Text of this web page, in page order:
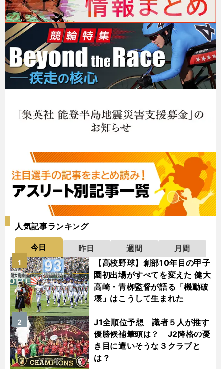
人気記事ランキング
今日 昨日 週間
月間
【高校野球】創部10年目の甲子
園初出場がすべてを変えた 健大
高崎・青栁監督が語る「機動破
壊」はこうして生まれた
1
J1全順位予想 識者５人が推す
優勝候補筆頭は？ J2降格の憂
き目に遭いそうな３クラブと
は？
2